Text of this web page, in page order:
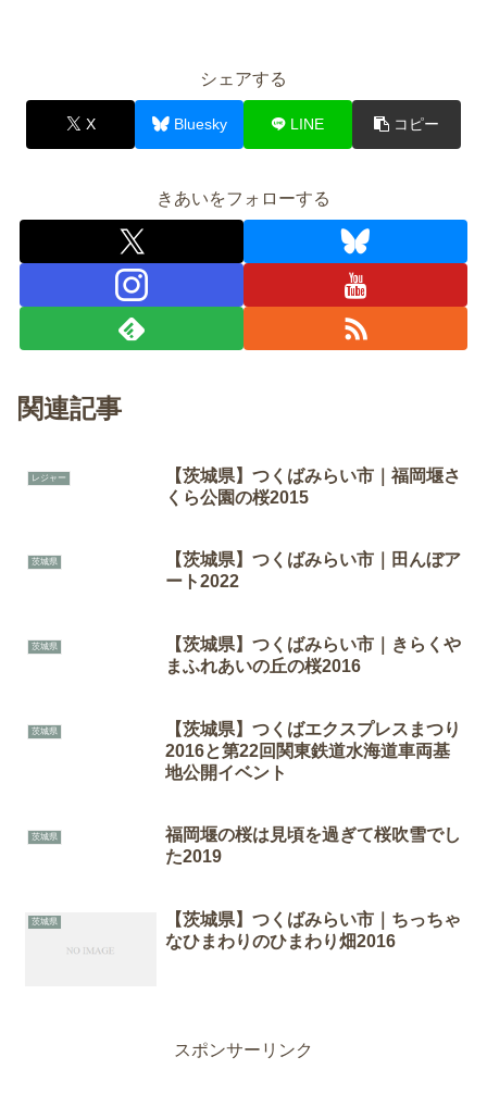
シェアする
X Bluesky LINE コピー
きあいをフォローする
関連記事
レジャー
【茨城県】つくばみらい市｜福岡堰さ
くら公園の桜2015
茨城県
【茨城県】つくばみらい市｜田んぼア
ート2022
茨城県
【茨城県】つくばみらい市｜きらくや
まふれあいの丘の桜2016
茨城県
【茨城県】つくばエクスプレスまつり
2016と第22回関東鉄道水海道車両基
地公開イベント
茨城県
福岡堰の桜は見頃を過ぎて桜吹雪でし
た2019
茨城県
【茨城県】つくばみらい市｜ちっちゃ
なひまわりのひまわり畑2016
スポンサーリンク